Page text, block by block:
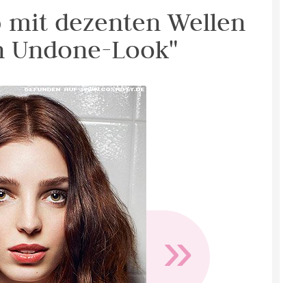
dezenten Wellen
Undone-Look"
»